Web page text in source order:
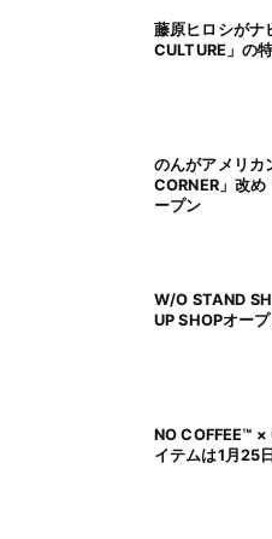
藤原ヒロシがナ
CULTURE」の
のんがアメリカ
CORNER」改
ープン
W/O STAND
UP SHOPオー
NO COFFEE™
イテムは1月25